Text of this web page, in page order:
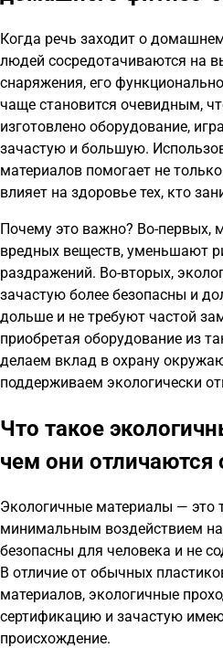
Когда речь заходит о
людей сосредотачиваются на
снаряжения, его
чаще становится очевидным,
изготовлено оборудование,
зачастую и большую.
материалов помогает не
влияет на здоровье тех, кто
Почему это важно? Во-первых,
вредных веществ, уменьшают
раздражений. Во-вторых,
зачастую более безопасны и
дольше и не требуют частой
приобретая оборудование из
делаем вклад в охрану
поддерживаем экологически
Что такое
чем они
Экологичные материалы — это
минимальным воздействием
безопасны для человека и не
В отличие от обычных
материалов, экологичные
сертификацию и зачастую
происхождение.